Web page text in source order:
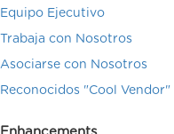
Equipo Ejecutivo
Trabaja con Nosotros
Asociarse con Nosotros
Reconocidos "Cool